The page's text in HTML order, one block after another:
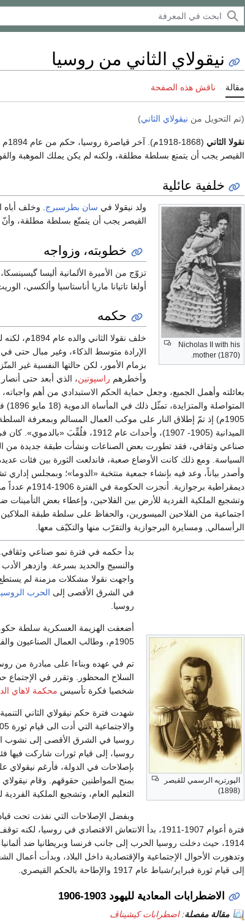
نيقولاي الثاني من روسيا
مقالة ناقش هذه الصفحة
(تم التحويل من نيقولاي الثاني)
نقولا الثاني
القيصر يجب أن يتمتع بسلطة مطلقة، ولكنه لم يكن يملك الموهبة
خلفية عائلية
Nicholas II with his
mother (1870).
ولد نيقولا في سان بطرسبرج. وخلف أباه
القيصر يجب أن يتمتّع بسلطة مطلقة، وأنّ
خطوبته، وزواجه
تزوّج من الأميرة الألمانية أليسا
أولغا تاتيانا ماريا أناستاسيا وألكسي، الوريث
حكمه
الپورتريه الرسمي للقيصر
(1898)
خلف نقولا
الإرادة متوسط الذكاء، وغير مبال حتى
بزمام الأمور، لكن حالتها النفسية غير
وأخطرهم راسپوتين، الذي أبعد حتى
بعائلته وأهمل الجميع، وجعل حماية الحكم الاستبدادي من أهم
المتواصلة والمتزايدة، تمثّل ذلك في المأساة الدموية (18 مايو 1896) في موسكو،
1905م) إذ تمّ إطلاق النار على موكب العمال المسالم وبمعرفة
الميدانية (1905- 1907)، وأحداث عام
صناعي وثقافي، فقد تطورت بعض الصناعات ونشأت طبقة جديدة من
السياسة. ومع ذلك كانت الأوضاع صعبة، فاندلعت الثورة بين فئات
وأصدر بياناً، وعد فيه بإنشاء جمعية منتخبة «الدوما»؛ وبمجلس
ديمقراطية
وتشجيع الملكية الفردية للأرض بين الفلاحين، وإعطاء بعض
اجتماعية من الفلاحين الميسورين، والحفاظ على سلطة طبقة
الرأسمالي, ومسايرة البرجوازية والتقرّب منها والتكيّف معها.
بدأ حكمه في فترة نمو صناعي
والنسيج والحديد بسرعة. وازدهر
واجهت نقولا مشكلات مزمنة لم
في الشرق الأقصى إلى الحرب الروسية
روسيا.
أضعفت الهزيمة العسكرية سلطة
1905م، وطالب العمال الصناعيون والفلاحون والراديكاليون والليبراليون بالإصلاحات.
السلاح المحظور. وتقرر في
شخصيا فكرة تأسيس محكمة لاهاي
شهدت فترة حكم نيقولاي الثاني
روسيا، إلى قيام ثورات شاركت فيها
بإصلاحات في الدولة، فأرغم
بمنح المواطنين حقوقهم. وقام
التعليم العام، وتشجيع الملكية
وبفضل الإصلاحات التي نفذت تحت
فترة أعوام 1907-1911، بدأ الانتعاش الاقتصادي في روسيا، لكنه توقف بعد نشوب
1914، حيث دخلت روسيا الحرب إلى جانب فرنسا وبريطانيا ضد
وتدهورت الأحوال الإجتماعية والإقتصادية داخل البلاد، وبدأت
إلى قيام ثورة فبراير/شباط عام 1917 والإطاحة بالحكم القيصري.
الاضطرابات المعادية لليهود 1903-1906
مقالة مفصلة:اضطرابات كيشيناڤ